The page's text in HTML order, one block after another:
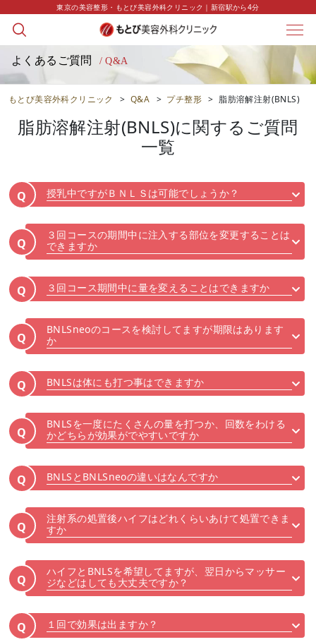
東京の美容整形・もとび美容外科クリニック｜新宿駅から4分
よくあるご質問 / Q&A
もとび美容外科クリニック > Q&A > プチ整形 > 脂肪溶解注射(BNLS)
脂肪溶解注射(BNLS)に関するご質問
一覧
Q 授乳中ですがＢＮＬＳは可能でしょうか？
Q
３回コースの期間中に注入する部位を変更することは
できますか
Q ３回コース期間中に量を変えることはできますか
Q
BNLSneoのコースを検討してますが期限はあります
か
Q BNLSは体にも打つ事はできますか
Q
BNLSを一度にたくさんの量を打つか、回数をわける
かどちらが効果がでやすいですか
Q BNLSとBNLSneoの違いはなんですか
Q
注射系の処置後ハイフはどれくらいあけて処置できま
すか
Q
ハイフとBNLSを希望してますが、翌日からマッサー
ジなどはしても大丈夫ですか？
Q １回で効果は出ますか？